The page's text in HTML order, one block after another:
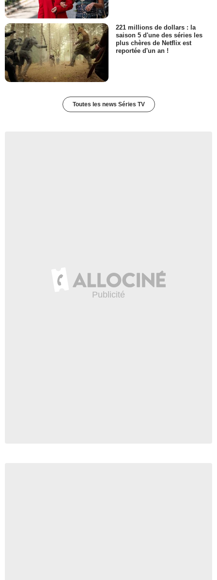
221 millions de dollars : la
saison 5 d'une des séries les
plus chères de Netflix est
reportée d'un an !
Toutes les news Séries TV